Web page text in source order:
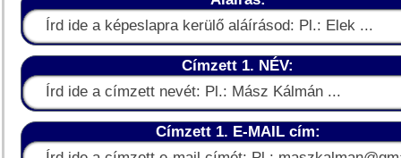
Címzett 1. NÉV:
Címzett 1. E-MAIL cím: